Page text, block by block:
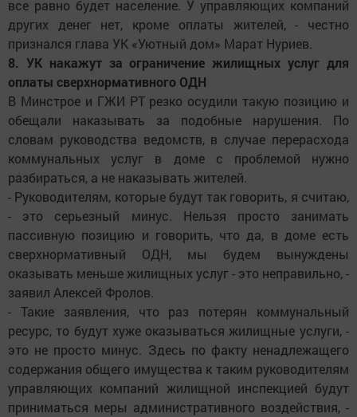
все равно будет население. У управляющих компаний
других денег нет, кроме оплаты жителей, - честно
признался глава УК «Уютный дом» Марат Нуриев.
8. УК накажут за ограничение жилищных услуг для
оплаты сверхнормативного ОДН
В Минстрое и ГЖИ РТ резко осудили такую позицию и
обещали наказывать за подобные нарушения. По
словам руководства ведомств, в случае перерасхода
коммунальных услуг в доме с проблемой нужно
разбираться, а не наказывать жителей.
- Руководителям, которые будут так говорить, я считаю,
- это серьезный минус. Нельзя просто занимать
пассивную позицию и говорить, что да, в доме есть
сверхнормативный ОДН, мы будем вынуждены
оказывать меньше жилищных услуг - это неправильно, -
заявил Алексей Фролов.
- Такие заявления, что раз потерян коммунальный
ресурс, то будут хуже оказываться жилищные услуги, -
это не просто минус. Здесь по факту ненадлежащего
содержания общего имущества к таким руководителям
управляющих компаний жилищной инспекцией будут
приниматься меры административного воздействия, -